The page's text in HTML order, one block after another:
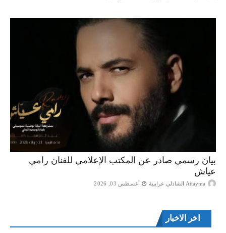
بيان رسمي صادر عن المكتب الإعلامي للفنان رامي
عياش
Attayma الشاذلي عرايبية أغسطس 03, 2026
اخر الاخبار